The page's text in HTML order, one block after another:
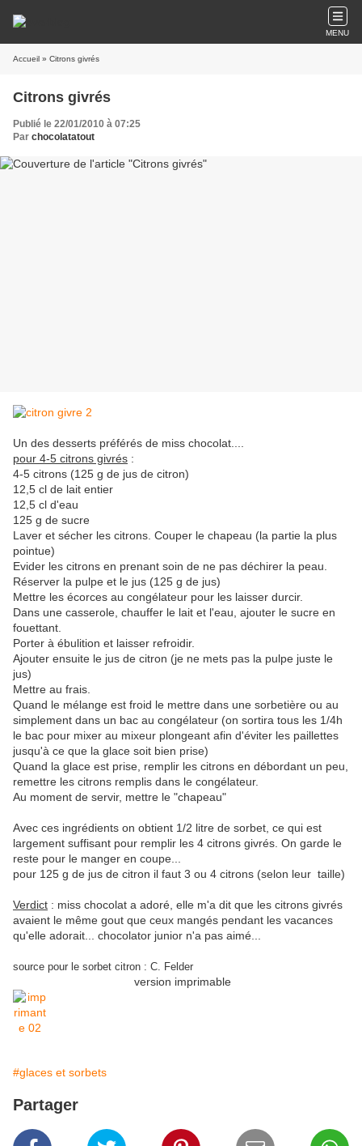
MENU
Accueil » Citrons givrés
Citrons givrés
Publié le 22/01/2010 à 07:25
Par chocolatatout
Un des desserts préférés de miss chocolat....
pour 4-5 citrons givrés :
4-5 citrons (125 g de jus de citron)
12,5 cl de lait entier
12,5 cl d'eau
125 g de sucre
Laver et sécher les citrons. Couper le chapeau (la partie la plus
pointue)
Evider les citrons en prenant soin de ne pas déchirer la peau.
Réserver la pulpe et le jus (125 g de jus)
Mettre les écorces au congélateur pour les laisser durcir.
Dans une casserole, chauffer le lait et l'eau, ajouter le sucre en
fouettant.
Porter à ébulition et laisser refroidir.
Ajouter ensuite le jus de citron (je ne mets pas la pulpe juste le
jus)
Mettre au frais.
Quand le mélange est froid le mettre dans une sorbetière ou au
simplement dans un bac au congélateur (on sortira tous les 1/4h
le bac pour mixer au mixeur plongeant afin d'éviter les paillettes
jusqu'à ce que la glace soit bien prise)
Quand la glace est prise, remplir les citrons en débordant un peu,
remettre les citrons remplis dans le congélateur.
Au moment de servir, mettre le "chapeau"
Avec ces ingrédients on obtient 1/2 litre de sorbet, ce qui est
largement suffisant pour remplir les 4 citrons givrés. On garde le
reste pour le manger en coupe...
pour 125 g de jus de citron il faut 3 ou 4 citrons (selon leur taille)
Verdict : miss chocolat a adoré, elle m'a dit que les citrons givrés
avaient le même gout que ceux mangés pendant les vacances
qu'elle adorait... chocolator junior n'a pas aimé...
source pour le sorbet citron : C. Felder
version imprimable
#glaces et sorbets
Partager